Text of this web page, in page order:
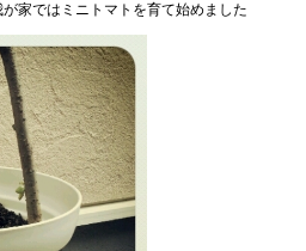
家ではミニトマトを育て始めました